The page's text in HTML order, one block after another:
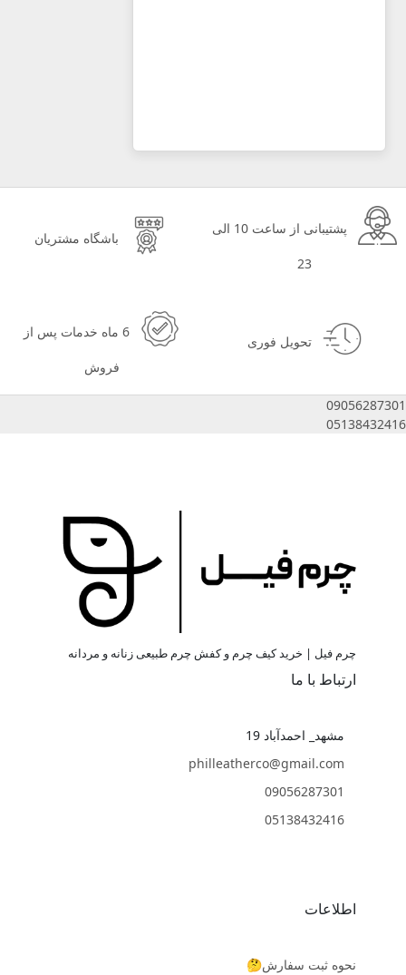
پشتیبانی از ساعت 10 الی
23
باشگاه مشتریان
تحویل فوری
6 ماه خدمات پس از
فروش
09056287301
05138432416
چرم فیل | خرید کیف چرم و کفش چرم طبیعی زنانه و مردانه
ارتباط با ما
مشهد_ احمدآباد 19
philleatherco@gmail.com
09056287301
05138432416
اطلاعات
نحوه ثبت سفارش🤔